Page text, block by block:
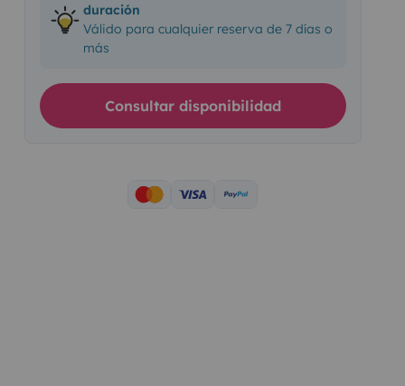
duración
Válido para cualquier reserva de 7 días o
más
Consultar disponibilidad